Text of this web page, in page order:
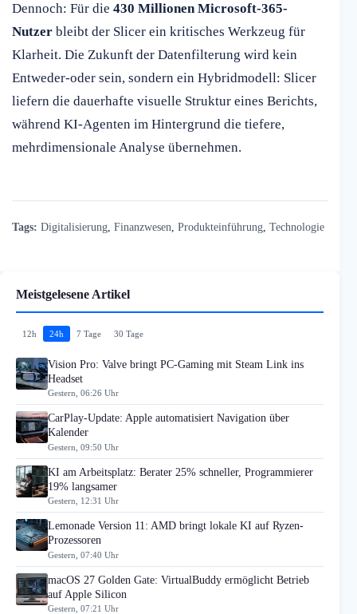
Dennoch: Für die 430 Millionen Microsoft-365-
Nutzer bleibt der Slicer ein kritisches Werkzeug für
Klarheit. Die Zukunft der Datenfilterung wird kein
Entweder-oder sein, sondern ein Hybridmodell: Slicer
liefern die dauerhafte visuelle Struktur eines Berichts,
während KI-Agenten im Hintergrund die tiefere,
mehrdimensionale Analyse übernehmen.
Tags: Digitalisierung Finanzwesen Produkteinführung Technologie
Meistgelesene Artikel
12h 24h 7 Tage 30 Tage
Vision Pro: Valve bringt PC-Gaming mit Steam Link ins
Headset
Gestern, 06:26 Uhr
CarPlay-Update: Apple automatisiert Navigation über
Kalender
Gestern, 09:50 Uhr
KI am Arbeitsplatz: Berater 25% schneller, Programmierer
19% langsamer
Gestern, 12:31 Uhr
Lemonade Version 11: AMD bringt lokale KI auf Ryzen-
Prozessoren
Gestern, 07:40 Uhr
macOS 27 Golden Gate: VirtualBuddy ermöglicht Betrieb
auf Apple Silicon
Gestern, 07:21 Uhr